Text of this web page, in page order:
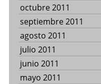
octubre 2011
septiembre 2011
agosto 2011
julio 2011
junio 2011
mayo 2011